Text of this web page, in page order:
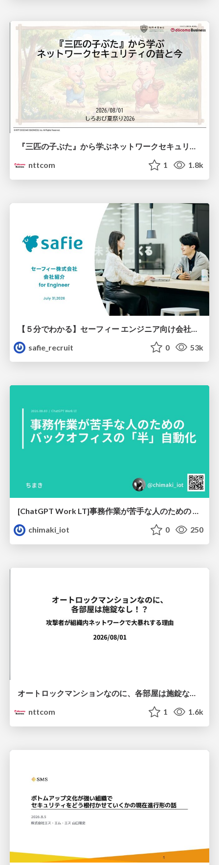
『三匹の子ぶた』から学ぶネットワークセキュリティの昔と今 / Network Security: Then and Now Through the Lens of The Three Little Pigs
nttcom
1 1.8k
safie_recruit
0 53k
[ChatGPT Work LT]事務作業が苦手な人のための バックオフィスの「半」自動化
chimaki_iot
0 250
オートロックマンションなのに、各部屋は施錠なし！？ 攻撃者が組織内ネットワークで大暴れする理由 / The Front Door Is Locked, but the Rooms Are Wide Open: Why Attackers Move Freely Inside Enterprise Networks
nttcom
1 1.6k